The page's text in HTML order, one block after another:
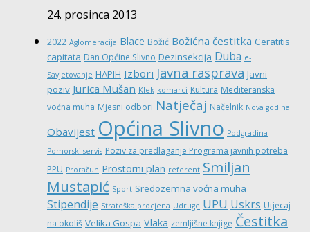
24. prosinca 2013
2022 Aglomeracija Blace Božić Božićna čestitka Ceratitis
capitata Dan Općine Slivno Dezinsekcija Duba e-
Savjetovanje HAPIH Izbori Javna rasprava Javni
poziv Jurica Mušan Klek komarci Kultura Mediteranska
voćna muha Mjesni odbori Natječaj Načelnik Nova godina
Obavijest Općina Slivno Podgradina
Pomorski servis Poziv za predlaganje Programa javnih potreba
PPU Proračun Prostorni plan referent Smiljan
Mustapić Sport Sredozemna voćna muha
Stipendije Strateška procjena Udruge UPU Uskrs Utjecaj
na okoliš Velika Gospa Vlaka zemljišne knjige Čestitka